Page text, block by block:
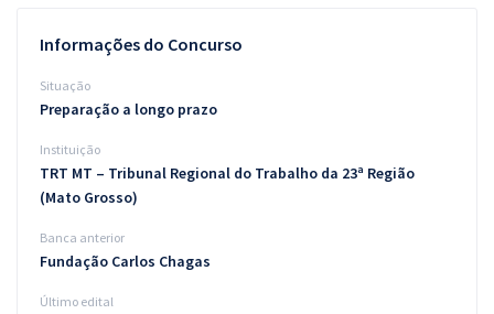
Blog
Aprovados
Informações do Concurso
Situação
Preparação a longo prazo
Instituição
TRT MT – Tribunal Regional do Trabalho da 23ª Região
(Mato Grosso)
Banca anterior
Fundação Carlos Chagas
Último edital